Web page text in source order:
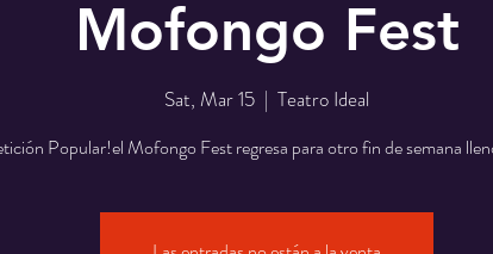
Mofongo Fest
Sat, Mar 15
  |
Teatro Ideal
Popular!el Mofongo Fest regresa para otro fin de semana